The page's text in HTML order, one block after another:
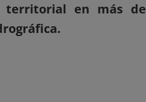
territorial en más de